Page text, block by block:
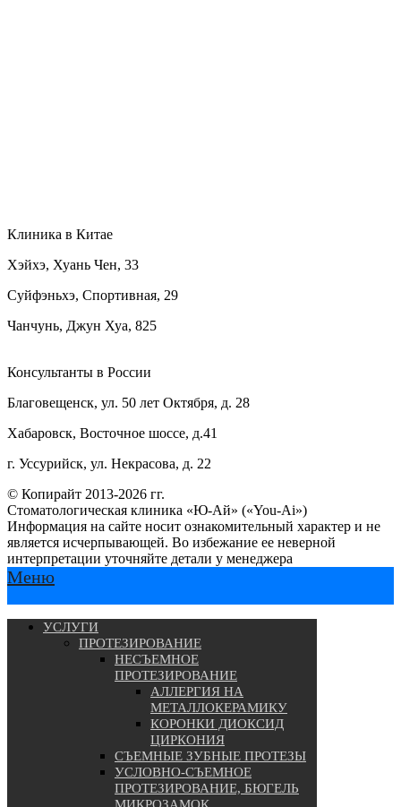
Клиника в Китае
Хэйхэ, Хуань Чен, 33
Суйфэньхэ, Спортивная, 29
Чанчунь, Джун Хуа, 825
Консультанты в России
Благовещенск, ул. 50 лет Октября, д. 28
Хабаровск, Восточное шоссе, д.41
г. Уссурийск, ул. Некрасова, д. 22
© Копирайт 2013-2026 гг.
Стоматологическая клиника «Ю-Ай» («You-Ai»)
Информация на сайте носит ознакомительный характер и не
является исчерпывающей. Во избежание ее неверной
интерпретации уточняйте детали у менеджера
Меню
УСЛУГИ
ПРОТЕЗИРОВАНИЕ
НЕСЪЕМНОЕ
ПРОТЕЗИРОВАНИЕ
АЛЛЕРГИЯ НА
МЕТАЛЛОКЕРАМИКУ
КОРОНКИ ДИОКСИД
ЦИРКОНИЯ
СЪЕМНЫЕ ЗУБНЫЕ ПРОТЕЗЫ
УСЛОВНО-СЪЕМНОЕ
ПРОТЕЗИРОВАНИЕ, БЮГЕЛЬ